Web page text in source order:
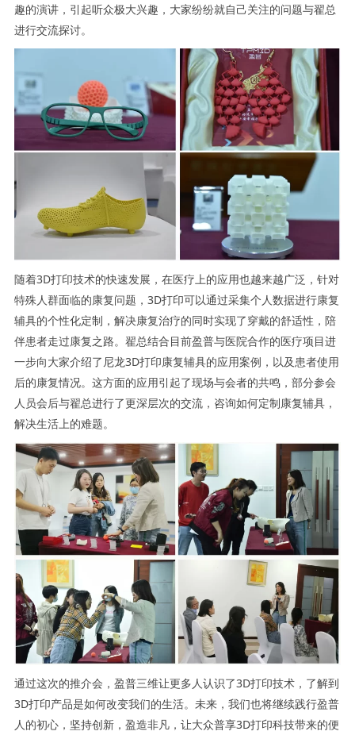
趣的演讲，引起听众极大兴趣，大家纷纷就自己关注的问题与翟总
进行交流探讨。
随着3D打印技术的快速发展，在医疗上的应用也越来越广泛，针对
特殊人群面临的康复问题，3D打印可以通过采集个人数据进行康复
辅具的个性化定制，解决康复治疗的同时实现了穿戴的舒适性，陪
伴患者走过康复之路。翟总结合目前盈普与医院合作的医疗项目进
一步向大家介绍了尼龙3D打印康复辅具的应用案例，以及患者使用
后的康复情况。这方面的应用引起了现场与会者的共鸣，部分参会
人员会后与翟总进行了更深层次的交流，咨询如何定制康复辅具，
解决生活上的难题。
通过这次的推介会，盈普三维让更多人认识了3D打印技术，了解到
3D打印产品是如何改变我们的生活。未来，我们也将继续践行盈普
人的初心，坚持创新，盈造非凡，让大众普享3D打印科技带来的便